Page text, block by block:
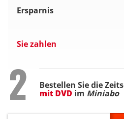
Ersparnis
Sie zahlen
Step
2 Bestellen Sie die
mit DVD im Miniabo